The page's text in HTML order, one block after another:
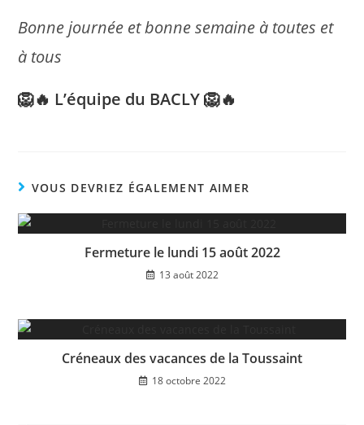
Bonne journée et bonne semaine à toutes et
à tous
🦁🔥 L’équipe du BACLY 🦁🔥
VOUS DEVRIEZ ÉGALEMENT AIMER
Fermeture le lundi 15 août 2022
13 août 2022
Créneaux des vacances de la Toussaint
18 octobre 2022